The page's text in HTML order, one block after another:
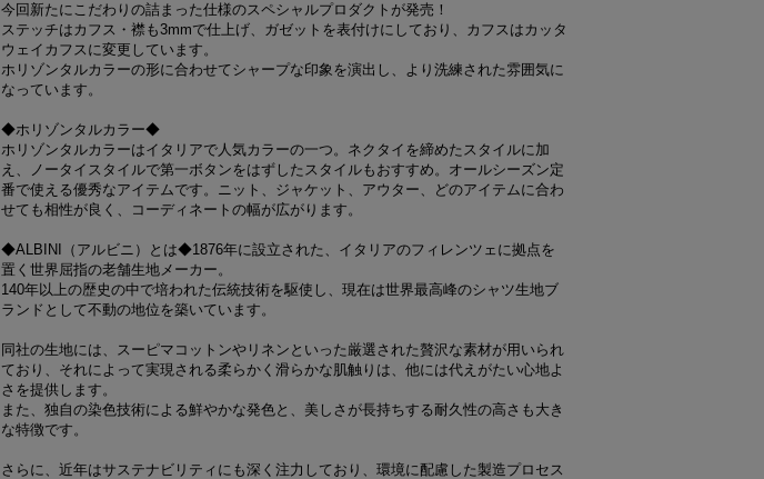
今回新たにこだわりの詰まった仕様のスペシャルプロダクトが発売！
ステッチはカフス・襟も3mmで仕上げ、ガゼットを表付けにしており、カフスはカッタ
ウェイカフスに変更しています。
ホリゾンタルカラーの形に合わせてシャープな印象を演出し、より洗練された雰囲気に
なっています。
◆ホリゾンタルカラー◆
ホリゾンタルカラーはイタリアで人気カラーの一つ。ネクタイを締めたスタイルに加
え、ノータイスタイルで第一ボタンをはずしたスタイルもおすすめ。オールシーズン定
番で使える優秀なアイテムです。ニット、ジャケット、アウター、どのアイテムに合わ
せても相性が良く、コーディネートの幅が広がります。
◆ALBINI（アルビニ）とは◆1876年に設立された、イタリアのフィレンツェに拠点を
置く世界屈指の老舗生地メーカー。
140年以上の歴史の中で培われた伝統技術を駆使し、現在は世界最高峰のシャツ生地ブ
ランドとして不動の地位を築いています。
同社の生地には、スーピマコットンやリネンといった厳選された贅沢な素材が用いられ
ており、それによって実現される柔らかく滑らかな肌触りは、他には代えがたい心地よ
さを提供します。
また、独自の染色技術による鮮やかな発色と、美しさが長持ちする耐久性の高さも大き
な特徴です。
さらに、近年はサステナビリティにも深く注力しており、環境に配慮した製造プロセス